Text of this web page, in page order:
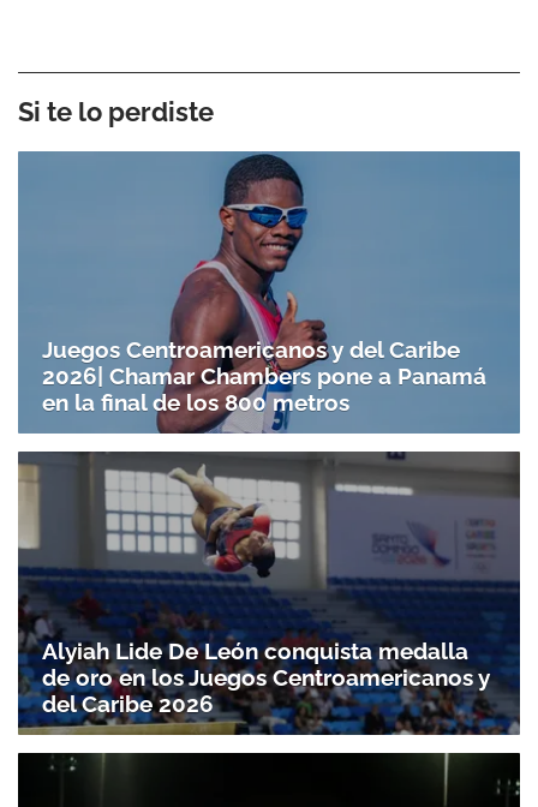
Si te lo perdiste
Juegos Centroamericanos y del Caribe
2026| Chamar Chambers pone a Panamá
en la final de los 800 metros
Alyiah Lide De León conquista medalla
de oro en los Juegos Centroamericanos y
del Caribe 2026